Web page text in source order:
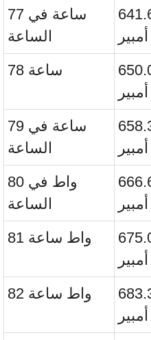
77 ساعة في
الساعة
مللي
أمبير
78 ساعة
مللي
أمبير
79 ساعة في
الساعة
مللي
أمبير
80 واط في
الساعة
مللي
أمبير
81 واط ساعة
مللي
أمبير
82 واط ساعة
مللي
أمبير